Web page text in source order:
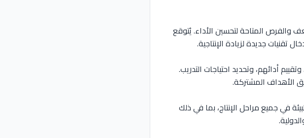
والفرص المتاحة لتحسين الأداء. يُتوقع
تقنيات جديدة لزيادة الإنتاجية.
أدائهم، وتحديد احتياجات التدريب.
الأهداف المشتركة.
في جميع مراحل الإنتاج، بما في ذلك